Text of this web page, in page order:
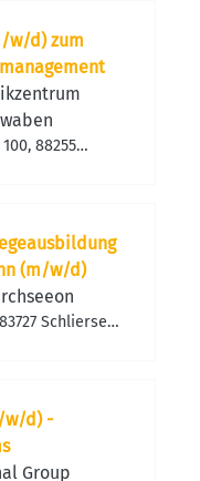
w/d) zum
88255
(m/w/d)
Schliersee,
w/d) -
Group